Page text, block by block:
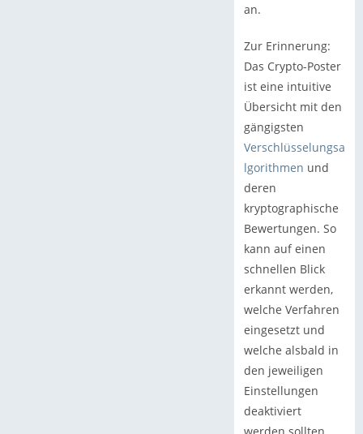
an.
Zur Erinnerung:
Das Crypto-Poster
ist eine intuitive
Übersicht mit den
gängigsten
Verschlüsselungsa
lgorithmen und
deren
kryptographische
Bewertungen. So
kann auf einen
schnellen Blick
erkannt werden,
welche Verfahren
eingesetzt und
welche alsbald in
den jeweiligen
Einstellungen
deaktiviert